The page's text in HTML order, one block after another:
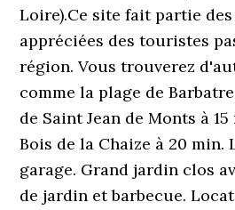
Loire).Ce site fait partie
appréciées des touristes
région. Vous trouverez
comme la plage de
de Saint Jean de Monts à
Bois de la Chaize à 20 min.
garage. Grand jardin clos
de jardin et barbecue.